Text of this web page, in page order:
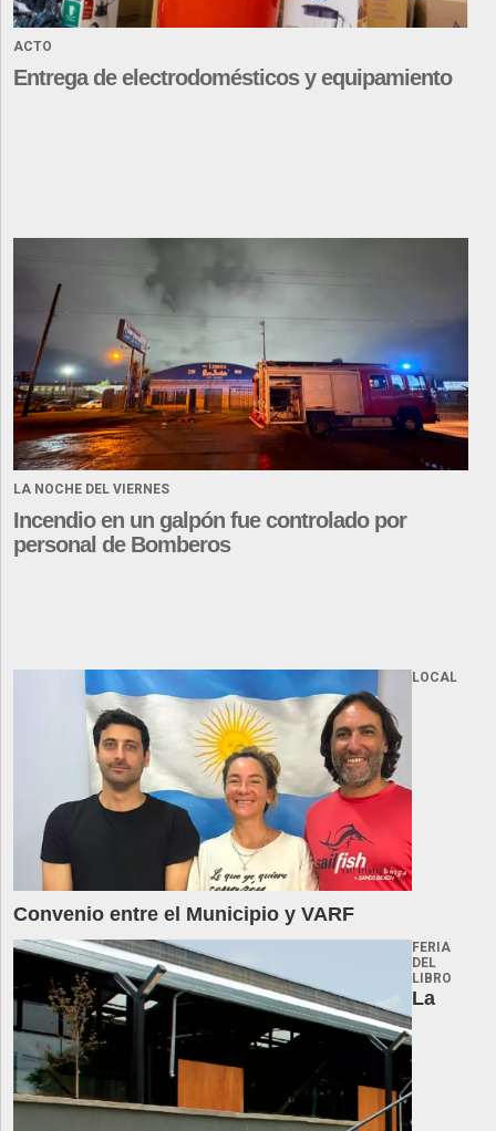
ACTO
Entrega de electrodomésticos y equipamiento
LA NOCHE DEL VIERNES
Incendio en un galpón fue controlado por
personal de Bomberos
LOCAL
Convenio entre el Municipio y VARF
FERIA
DEL
LIBRO
La